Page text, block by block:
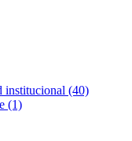
institucional (40)
(1)